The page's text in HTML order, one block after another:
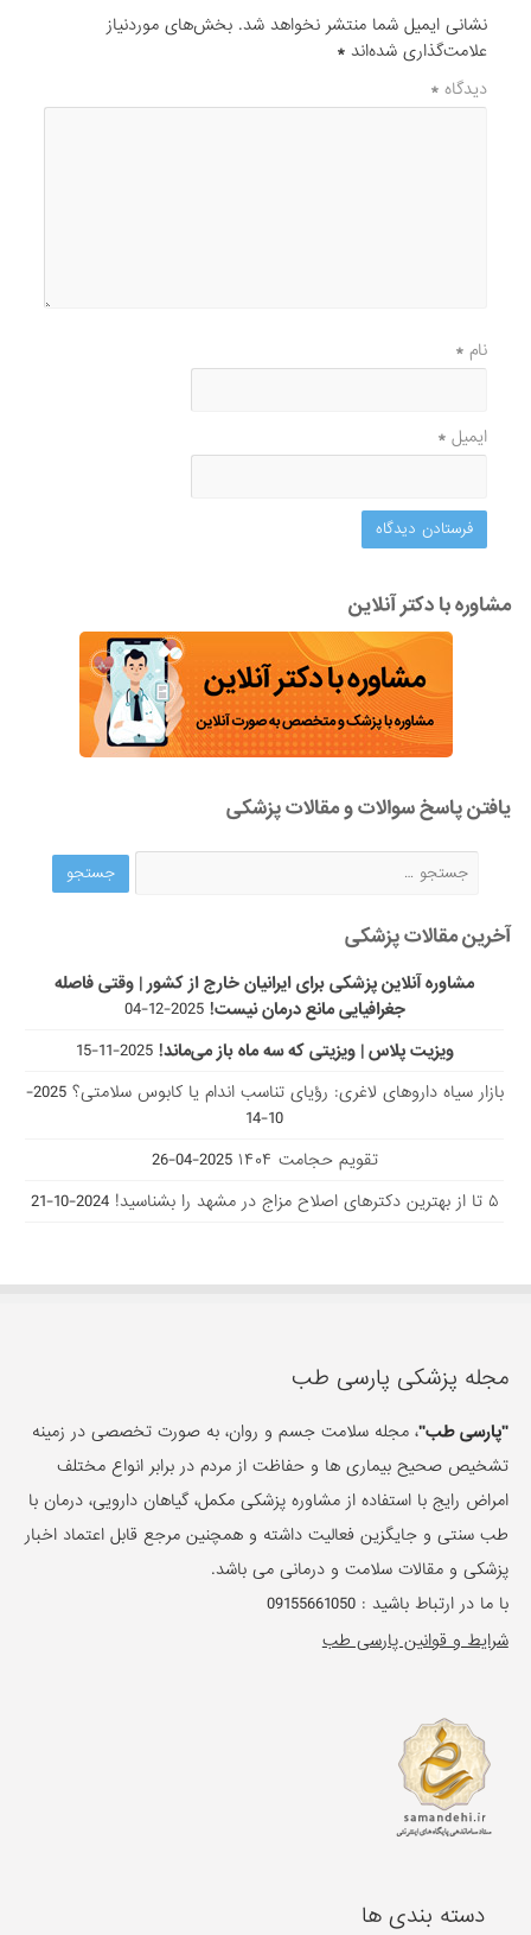
نشانی ایمیل شما منتشر نخواهد شد. بخش‌های موردنیاز
علامت‌گذاری شده‌اند*
دیدگاه*
نام*
ایمیل*
مشاوره با دکتر آنلاین
یافتن پاسخ سوالات و مقالات پزشکی
آخرین مقالات پزشکی
مشاوره آنلاین پزشکی برای ایرانیان خارج از کشور | وقتی فاصله
جغرافیایی مانع درمان نیست! 2025-12-04
ویزیت پلاس | ویزیتی که سه ماه باز می‌ماند! 2025-11-15
بازار سیاه داروهای لاغری: رؤیای تناسب اندام یا کابوس سلامتی؟
2025-
10-14
تقویم حجامت ۱۴۰۴
2025-04-26
۵ تا از بهترین دکتر‌های اصلاح مزاج در مشهد را بشناسید!
2024-10-21
مجله پزشکی پارسی طب
"پارسی طب"، مجله سلامت جسم و روان، به صورت تخصصی در زمینه
تشخیص صحیح بیماری ها و حفاظت از مردم در برابر انواع مختلف
امراض رایج با استفاده از مشاوره پزشکی مکمل، گیاهان دارویی، درمان با
طب سنتی و جایگزین فعالیت داشته و همچنین مرجع قابل اعتماد اخبار
پزشکی و مقالات سلامت و درمانی می باشد.
با ما در ارتباط باشید :09155661050
شرایط و قوانین پارسی طب
دسته بندی ها